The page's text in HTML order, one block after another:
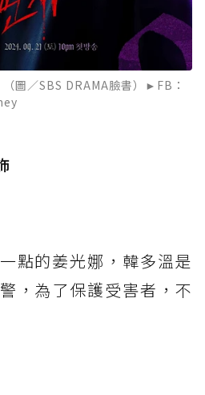
（圖／SBS DRAMA臉書）►FB：
點的姜光娜，韓多溫是
，為了保護受害者，不